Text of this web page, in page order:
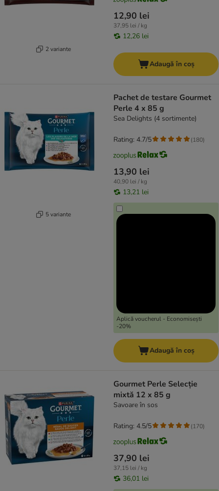
2 variante
12,90 lei
37,95 lei / kg
12,26 lei
Adaugă în coș
5 variante
Pachet de testare Gourmet
Perle 4 x 85 g
Sea Delights (4 sortimente)
13,90 lei
40,90 lei / kg
13,21 lei
Aplică voucherul - Economisești
-20%
Rating: 4.7/5 (180)
Adaugă în coș
Gourmet Perle Selecție
mixtă 12 x 85 g
Savoare în sos
37,90 lei
37,15 lei / kg
36,01 lei
Rating: 4.5/5 (170)